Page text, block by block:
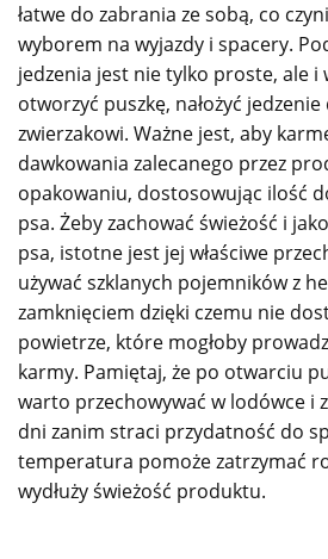
łatwe do zabrania ze sobą, co
wyborem na wyjazdy i spacery.
jedzenia jest nie tylko proste, ale i
otworzyć puszkę, nałożyć
zwierzakowi. Ważne jest, aby
dawkowania zalecanego przez
opakowaniu, dostosowując ilość
psa. Żeby zachować świeżość i
psa, istotne jest jej właściwe
używać szklanych pojemników z
zamknięciem dzięki czemu nie
powietrze, które mogłoby
karmy. Pamiętaj, że po otwarciu
warto przechowywać w lodówce i
dni zanim straci przydatność do
temperatura pomoże zatrzymać
wydłuży świeżość produktu.